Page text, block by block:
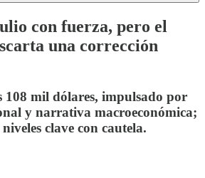
con fuerza, pero el
una corrección
108 mil dólares, impulsado por
y narrativa macroeconómica;
clave con cautela.